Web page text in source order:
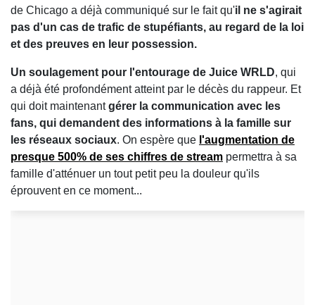
de Chicago a déjà communiqué sur le fait qu'il ne s'agirait
pas d'un cas de trafic de stupéfiants, au regard de la loi
et des preuves en leur possession.
Un soulagement pour l'entourage de Juice WRLD, qui
a déjà été profondément atteint par le décès du rappeur. Et
qui doit maintenantgérer la communication avec les
fans, qui demandent des informations à la famille sur
les réseaux sociaux. On espère que l'augmentation de
presque 500% de ses chiffres de stream permettra à sa
famille d'atténuer un tout petit peu la douleur qu'ils
éprouvent en ce moment...